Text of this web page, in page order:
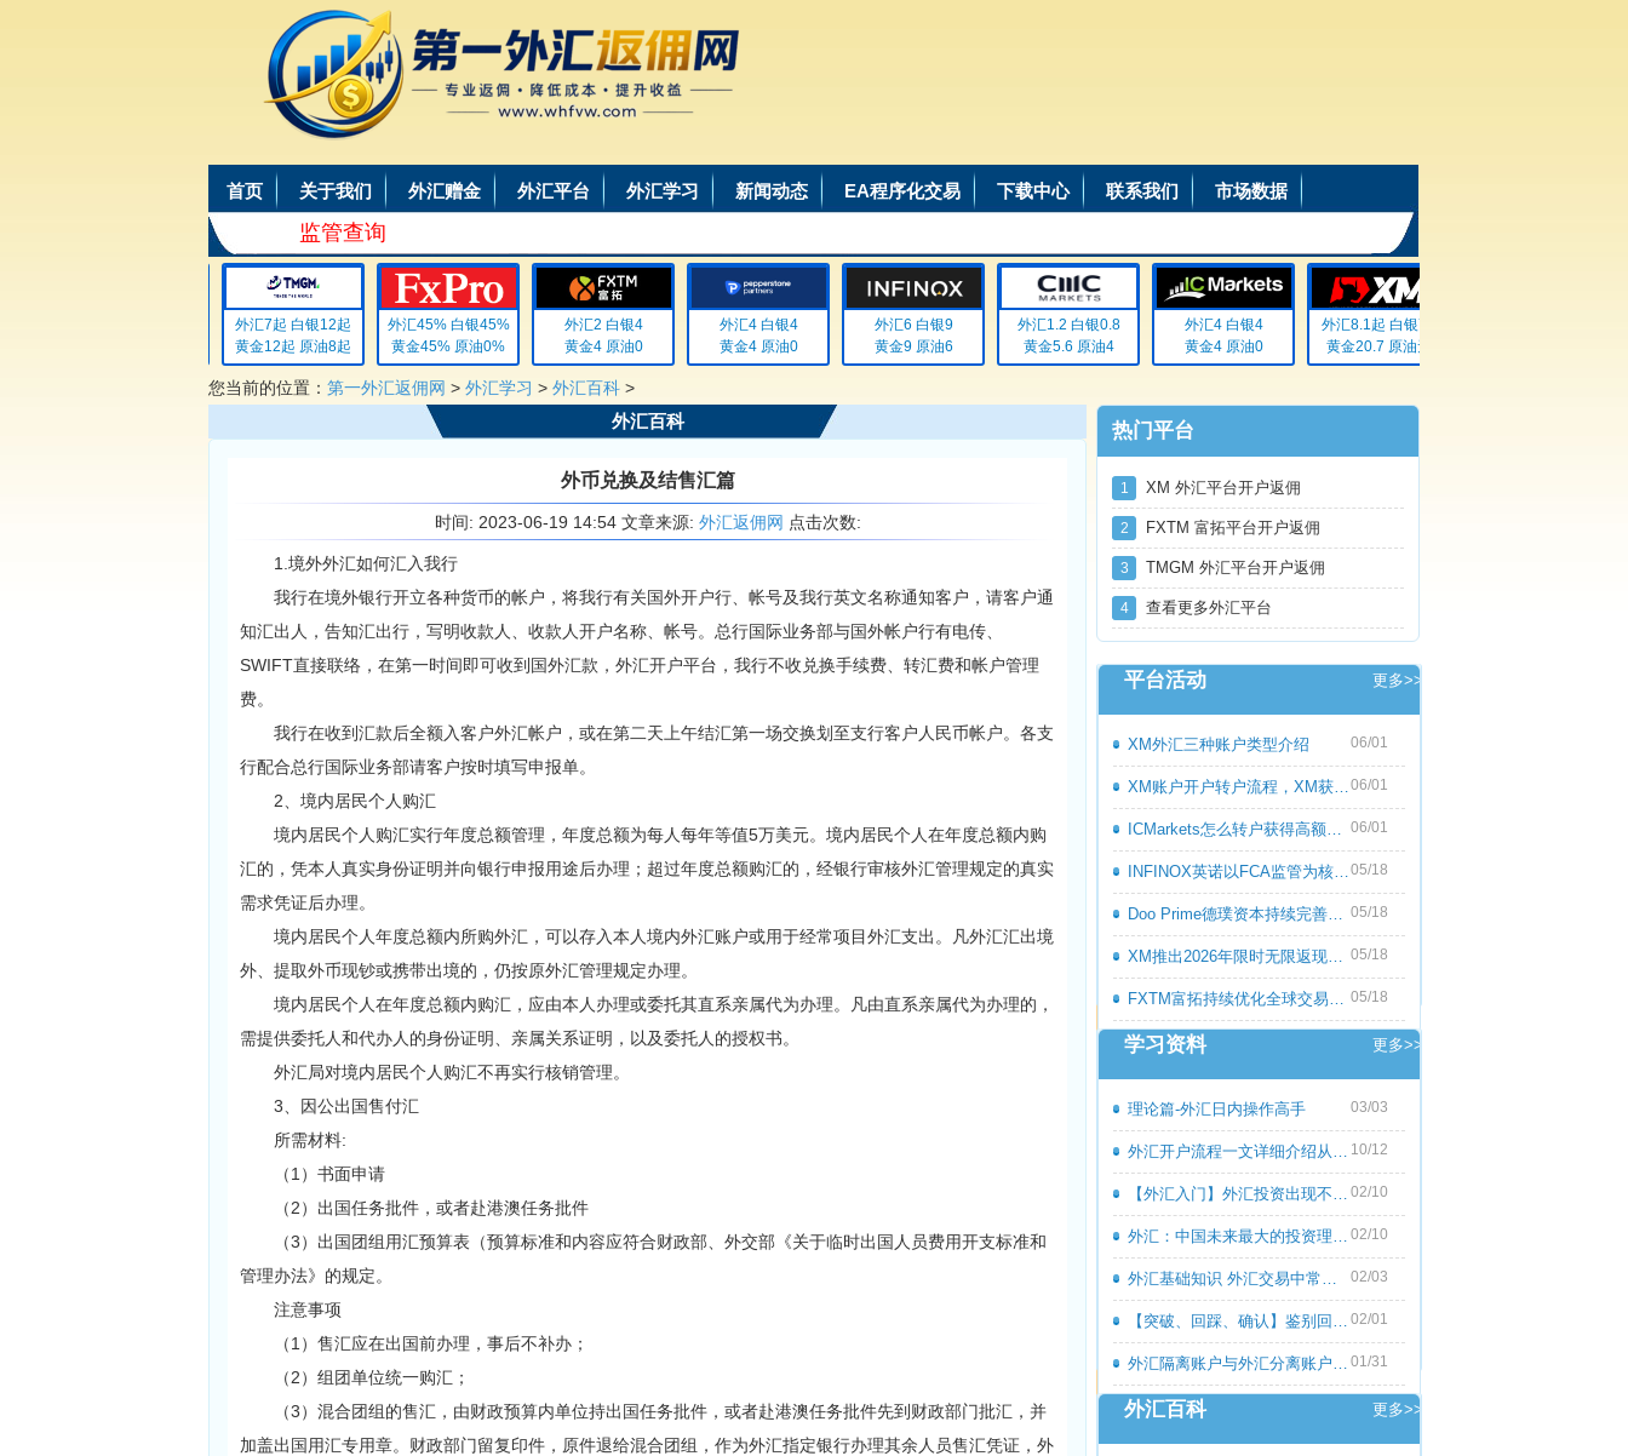
首页 关于我们 外汇赠金 外汇平台 外汇学习 新闻动态 EA程序化交易 下载中心 联系我们 市场数据
监管查询
外汇7起 白银12起
黄金12起 原油8起
外汇45% 白银45%
黄金45% 原油0%
外汇2 白银4
黄金4 原油0
外汇4 白银4
黄金4 原油0
外汇6 白银9
黄金9 原油6
外汇1.2 白银0.8
黄金5.6 原油4
外汇4 白银4
黄金4 原油0
外汇8.1起 白银72
黄金20.7 原油无
您当前的位置： 第一外汇返佣网 > 外汇学习 > 外汇百科 >
外汇百科
外币兑换及结售汇篇
时间: 2023-06-19 14:54 文章来源: 外汇返佣网 点击次数:
1.境外外汇如何汇入我行
我行在境外银行开立各种货币的帐户，将我行有关国外开户行、帐号及我行英文名称通知客户，请客户通
知汇出人，告知汇出行，写明收款人、收款人开户名称、帐号。总行国际业务部与国外帐户行有电传、
SWIFT直接联络，在第一时间即可收到国外汇款，外汇开户平台，我行不收兑换手续费、转汇费和帐户管理
费。
我行在收到汇款后全额入客户外汇帐户，或在第二天上午结汇第一场交换划至支行客户人民币帐户。各支
行配合总行国际业务部请客户按时填写申报单。
2、境内居民个人购汇
境内居民个人购汇实行年度总额管理，年度总额为每人每年等值5万美元。境内居民个人在年度总额内购
汇的，凭本人真实身份证明并向银行申报用途后办理；超过年度总额购汇的，经银行审核外汇管理规定的真实
需求凭证后办理。
境内居民个人年度总额内所购外汇，可以存入本人境内外汇账户或用于经常项目外汇支出。凡外汇汇出境
外、提取外币现钞或携带出境的，仍按原外汇管理规定办理。
境内居民个人在年度总额内购汇，应由本人办理或委托其直系亲属代为办理。凡由直系亲属代为办理的，
需提供委托人和代办人的身份证明、亲属关系证明，以及委托人的授权书。
外汇局对境内居民个人购汇不再实行核销管理。
3、因公出国售付汇
所需材料:
（1）书面申请
（2）出国任务批件，或者赴港澳任务批件
（3）出国团组用汇预算表（预算标准和内容应符合财政部、外交部《关于临时出国人员费用开支标准和
管理办法》的规定。
注意事项
（1）售汇应在出国前办理，事后不补办；
（2）组团单位统一购汇；
（3）混合团组的售汇，由财政预算内单位持出国任务批件，或者赴港澳任务批件先到财政部门批汇，并
加盖出国用汇专用章。财政部门留复印件，原件退给混合团组，作为外汇指定银行办理其余人员售汇凭证，外
热门平台
1 XM 外汇平台开户返佣
2 FXTM 富拓平台开户返佣
3 TMGM 外汇平台开户返佣
4 查看更多外汇平台
平台活动 更多>>
XM外汇三种账户类型介绍 06/01
XM账户开户转户流程，XM获取高额返佣教程06/01
ICMarkets怎么转户获得高额返佣呢？ICMark 06/01
INFINOX英诺以FCA监管为核心优势，持续优化05/18
Doo Prime德璞资本持续完善多资产交易服务 05/18
XM推出2026年限时无限返现活动，交易越多 05/18
FXTM富拓持续优化全球交易服务，多元化产 05/18
学习资料 更多>>
理论篇-外汇日内操作高手 03/03
外汇开户流程一文详细介绍从零到一 10/12
【外汇入门】外汇投资出现不良心态的原 02/10
外汇：中国未来最大的投资理财市场 02/10
外汇基础知识 外汇交易中常见的外汇专用 02/03
【突破、回踩、确认】鉴别回撤和倒退 02/01
外汇隔离账户与外汇分离账户的区别 01/31
外汇百科 更多>>